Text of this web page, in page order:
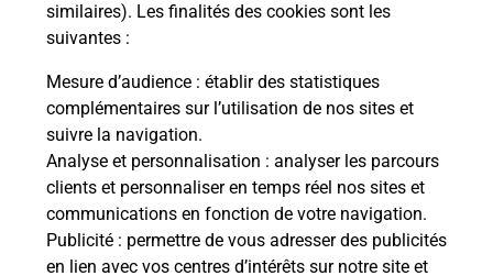
similaires). Les finalités des cookies sont les
suivantes :
Mesure d’audience : établir des statistiques
complémentaires sur l’utilisation de nos sites et
suivre la navigation.
Analyse et personnalisation : analyser les parcours
clients et personnaliser en temps réel nos sites et
communications en fonction de votre navigation.
Publicité : permettre de vous adresser des publicités
en lien avec vos centres d’intérêts sur notre site et
En savoir plus
Permis Bateau
Vous cherchez à passer votre permis bateau à
Cholet (49300) ? Découvrez l'offre proposée par La
Poste.
En savoir plus